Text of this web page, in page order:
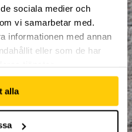
sociala medier och
vi samarbetar med.
informationen med annan
eller som de har
alla
största
Dome.